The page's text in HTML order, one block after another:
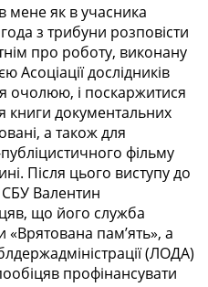
мене як в учасника
з трибуни розповісти
про роботу, виконану
Асоціації дослідників
очолюю, і поскаржитися
книги документальних
а також для
фільму
Після цього виступу до
Валентин
що його служба
пам’ять», а
(ЛОДА)
профінансувати